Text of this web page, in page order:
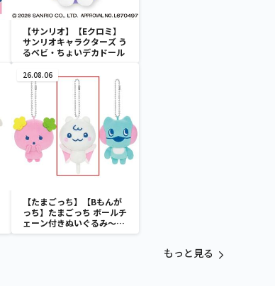
【サンリオ】【Eクロミ】
サンリオキャラクターズ う
るベビ・ちょいデカドール
26.08.06
【たまごっち】【Bもんが
っち】たまごっち ボールチ
ェーン付きぬいぐるみ～
Tamagotchi Paradise～
もっと見る